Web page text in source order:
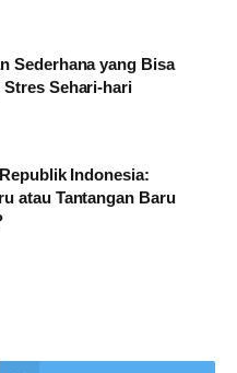
Sederhana yang Bisa
Sehari-hari
Indonesia:
atau Tantangan Baru